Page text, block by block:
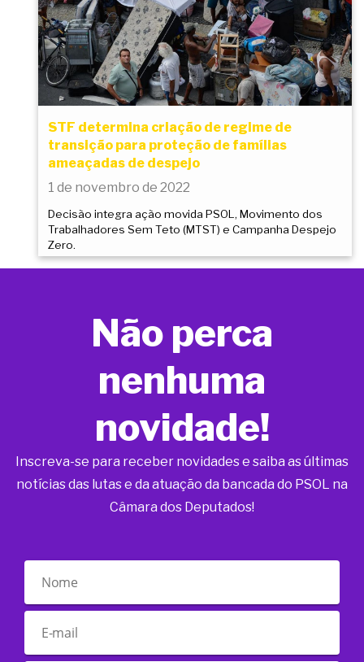
STF determina criação de regime de
transição para proteção de famílias
ameaçadas de despejo
1 de novembro de 2022
Decisão integra ação movida PSOL, Movimento dos
Trabalhadores Sem Teto (MTST) e Campanha Despejo
Zero.
Não perca
nenhuma
novidade!
Inscreva-se para receber novidades e saiba as últimas
notícias das lutas e da atuação da bancada do PSOL na
Câmara dos Deputados!